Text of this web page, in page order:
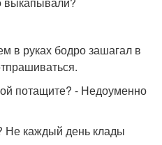
в руках бодро зашагал в
потащите? - Недоуменно
Не каждый день клады